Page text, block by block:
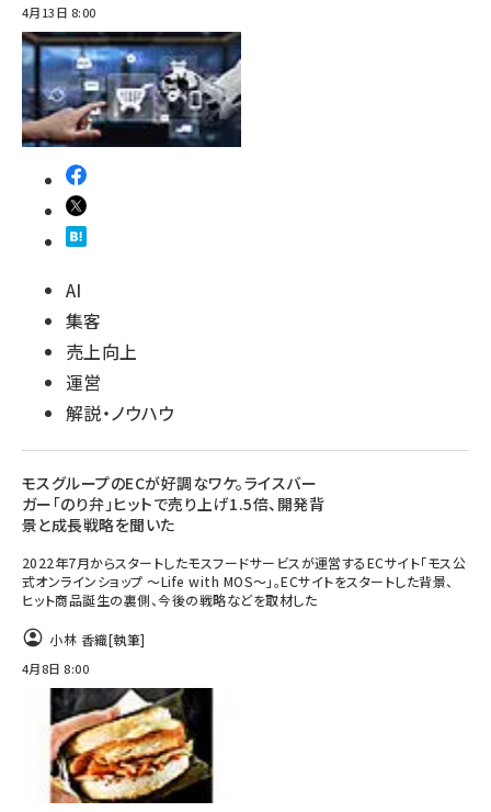
4月13日 8:00
AI
集客
売上向上
運営
解説・ノウハウ
モスグループのECが好調なワケ。ライスバー
ガー「のり弁」ヒットで売り上げ1.5倍、開発背
景と成長戦略を聞いた
2022年7月からスタートしたモスフードサービスが運営するECサイト「モス公
式オンラインショップ ～Life with MOS～」。ECサイトをスタートした背景、
ヒット商品誕生の裏側、今後の戦略などを取材した
小林 香織[執筆]
4月8日 8:00